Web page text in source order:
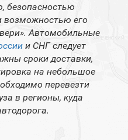
безопасностью
возможностью его
Автомобильные
и СНГ следует
сроки доставки,
на небольшое
перевезти
в регионы, куда